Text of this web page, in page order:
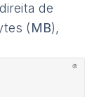
de
(MB),